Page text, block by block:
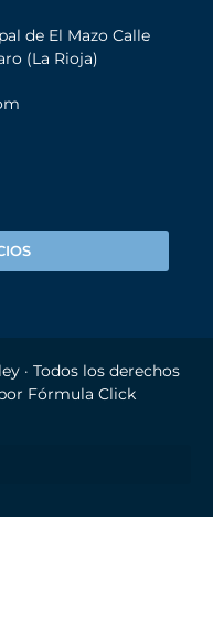
de El Mazo Calle
(La Rioja)
· Todos los derechos
Fórmula Click